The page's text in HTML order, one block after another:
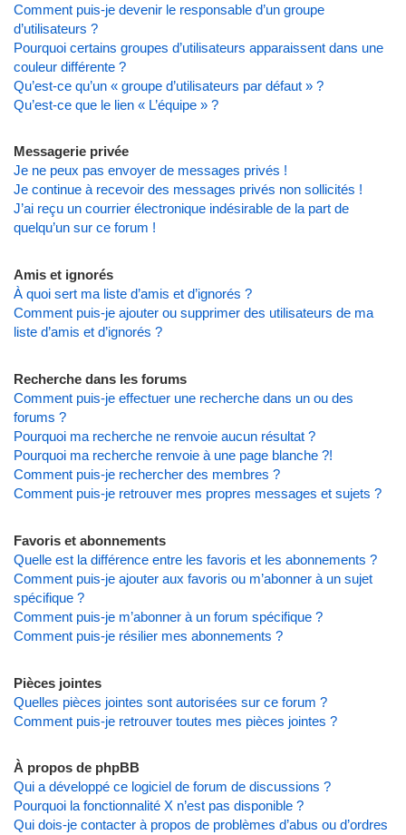
Comment puis-je devenir le responsable d’un groupe
d’utilisateurs ?
Pourquoi certains groupes d’utilisateurs apparaissent dans une
couleur différente ?
Qu’est-ce qu’un « groupe d’utilisateurs par défaut » ?
Qu’est-ce que le lien « L’équipe » ?
Messagerie privée
Je ne peux pas envoyer de messages privés !
Je continue à recevoir des messages privés non sollicités !
J’ai reçu un courrier électronique indésirable de la part de
quelqu’un sur ce forum !
Amis et ignorés
À quoi sert ma liste d’amis et d’ignorés ?
Comment puis-je ajouter ou supprimer des utilisateurs de ma
liste d’amis et d’ignorés ?
Recherche dans les forums
Comment puis-je effectuer une recherche dans un ou des
forums ?
Pourquoi ma recherche ne renvoie aucun résultat ?
Pourquoi ma recherche renvoie à une page blanche ?!
Comment puis-je rechercher des membres ?
Comment puis-je retrouver mes propres messages et sujets ?
Favoris et abonnements
Quelle est la différence entre les favoris et les abonnements ?
Comment puis-je ajouter aux favoris ou m’abonner à un sujet
spécifique ?
Comment puis-je m’abonner à un forum spécifique ?
Comment puis-je résilier mes abonnements ?
Pièces jointes
Quelles pièces jointes sont autorisées sur ce forum ?
Comment puis-je retrouver toutes mes pièces jointes ?
À propos de phpBB
Qui a développé ce logiciel de forum de discussions ?
Pourquoi la fonctionnalité X n’est pas disponible ?
Qui dois-je contacter à propos de problèmes d’abus ou d’ordres